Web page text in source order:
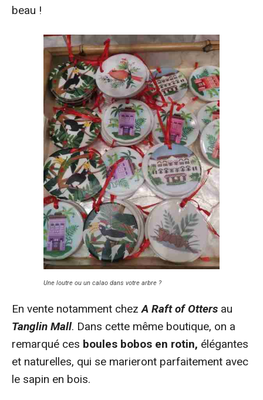
beau !
Une loutre ou un calao dans votre arbre ?
En vente notamment chezA Raft of Otters au
Tanglin Mall. Dans cette même boutique, on a
remarqué ces boules bobos en rotin, élégantes
et naturelles, qui se marieront parfaitement avec
le sapin en bois.